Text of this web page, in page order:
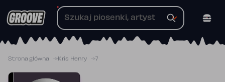
do
Strona główna Kris Henry 7